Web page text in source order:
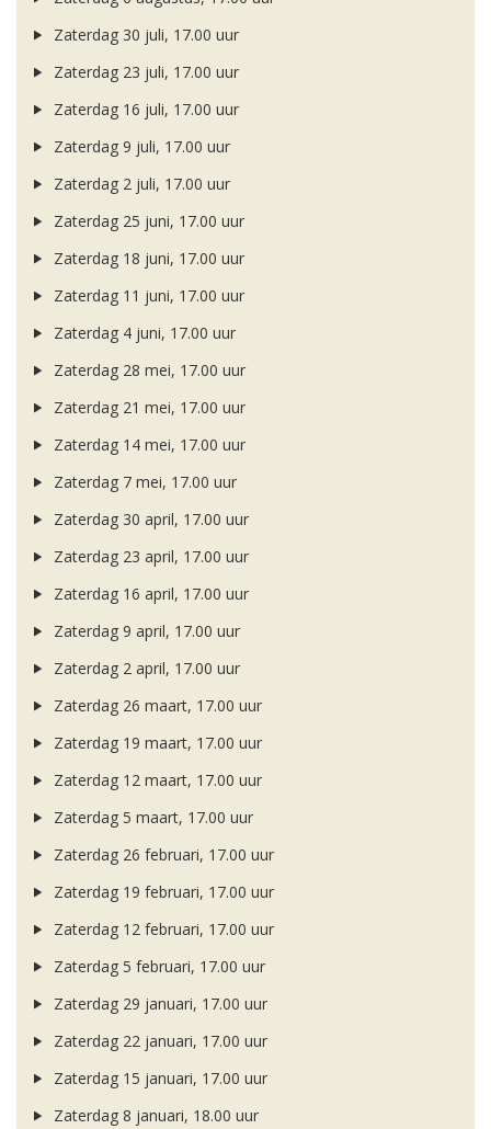
Zaterdag 30 juli, 17.00 uur
Zaterdag 23 juli, 17.00 uur
Zaterdag 16 juli, 17.00 uur
Zaterdag 9 juli, 17.00 uur
Zaterdag 2 juli, 17.00 uur
Zaterdag 25 juni, 17.00 uur
Zaterdag 18 juni, 17.00 uur
Zaterdag 11 juni, 17.00 uur
Zaterdag 4 juni, 17.00 uur
Zaterdag 28 mei, 17.00 uur
Zaterdag 21 mei, 17.00 uur
Zaterdag 14 mei, 17.00 uur
Zaterdag 7 mei, 17.00 uur
Zaterdag 30 april, 17.00 uur
Zaterdag 23 april, 17.00 uur
Zaterdag 16 april, 17.00 uur
Zaterdag 9 april, 17.00 uur
Zaterdag 2 april, 17.00 uur
Zaterdag 26 maart, 17.00 uur
Zaterdag 19 maart, 17.00 uur
Zaterdag 12 maart, 17.00 uur
Zaterdag 5 maart, 17.00 uur
Zaterdag 26 februari, 17.00 uur
Zaterdag 19 februari, 17.00 uur
Zaterdag 12 februari, 17.00 uur
Zaterdag 5 februari, 17.00 uur
Zaterdag 29 januari, 17.00 uur
Zaterdag 22 januari, 17.00 uur
Zaterdag 15 januari, 17.00 uur
Zaterdag 8 januari, 18.00 uur